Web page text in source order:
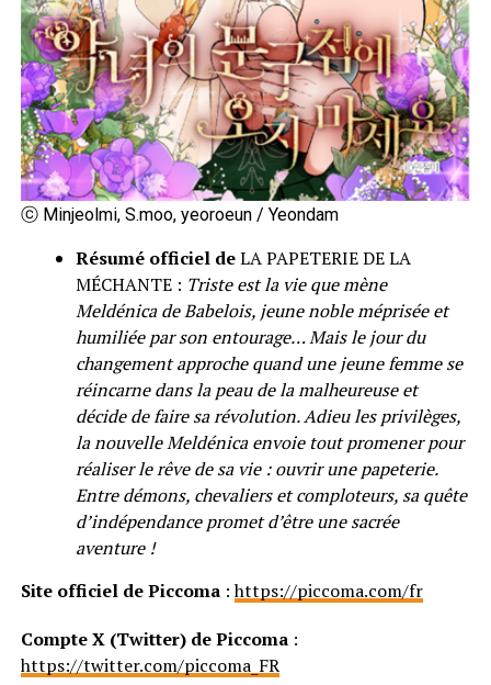
ⓒ Minjeolmi, S.moo, yeoroeun / Yeondam
Résumé officiel deLA PAPETERIE DE LA
MÉCHANTE : Triste est la vie que mène
Meldénica de Babelois, jeune noble méprisée et
humiliée par son entourage… Mais le jour du
changement approche quand une jeune femme se
réincarne dans la peau de la malheureuse et
décide de faire sa révolution. Adieu les privilèges,
la nouvelle Meldénica envoie tout promener pour
réaliser le rêve de sa vie : ouvrir une papeterie.
Entre démons, chevaliers et comploteurs, sa quête
d’indépendance promet d’être une sacrée
aventure !
Site officiel de Piccoma:https://piccoma.com/fr
Compte X (Twitter) de Piccoma:
https://twitter.com/piccoma_FR